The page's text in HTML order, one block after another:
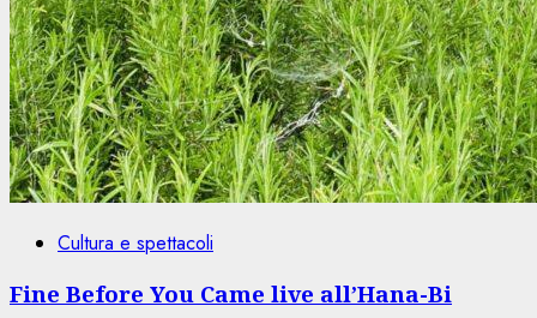
Cultura e spettacoli
Fine Before You Came live all’Hana-Bi